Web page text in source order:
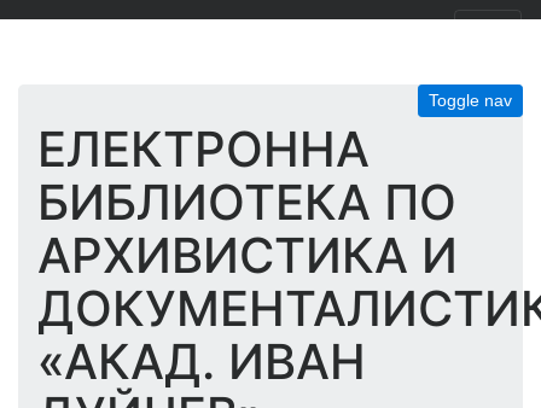
Toggle nav
ЕЛЕКТРОННА
БИБЛИОТЕКА ПО
АРХИВИСТИКА И
«АКАД. ИВАН